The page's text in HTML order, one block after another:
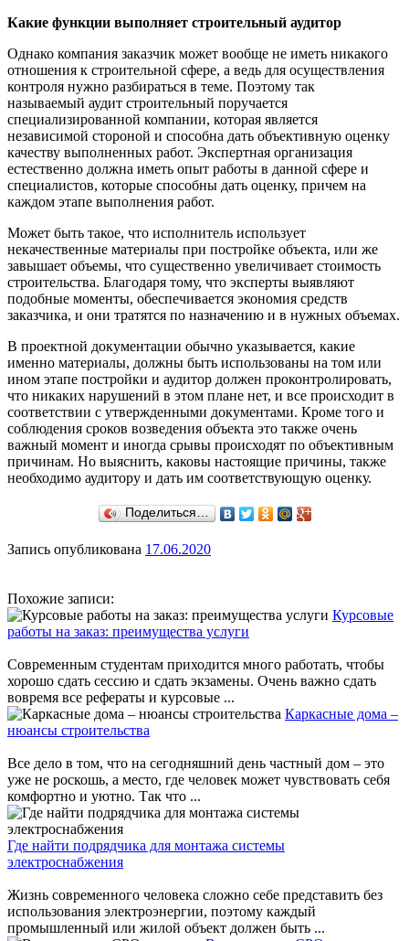
Какие функции выполняет строительный аудитор
Однако компания заказчик может вообще не иметь никакого
отношения к строительной сфере, а ведь для осуществления
контроля нужно разбираться в теме. Поэтому так
называемый аудит строительный поручается
специализированной компании, которая является
независимой стороной и способна дать объективную оценку
качеству выполненных работ. Экспертная организация
естественно должна иметь опыт работы в данной сфере и
специалистов, которые способны дать оценку, причем на
каждом этапе выполнения работ.
Может быть такое, что исполнитель использует
некачественные материалы при постройке объекта, или же
завышает объемы, что существенно увеличивает стоимость
строительства. Благодаря тому, что эксперты выявляют
подобные моменты, обеспечивается экономия средств
заказчика, и они тратятся по назначению и в нужных объемах.
В проектной документации обычно указывается, какие
именно материалы, должны быть использованы на том или
ином этапе постройки и аудитор должен проконтролировать,
что никаких нарушений в этом плане нет, и все происходит в
соответствии с утвержденными документами. Кроме того и
соблюдения сроков возведения объекта это также очень
важный момент и иногда срывы происходят по объективным
причинам. Но выяснить, каковы настоящие причины, также
необходимо аудитору и дать им соответствующую оценку.
Поделиться…
Запись опубликована 17.06.2020
Похожие записи:
Курсовые
работы на заказ: преимущества услуги
Современным студентам приходится много работать, чтобы
хорошо сдать сессию и сдать экзамены. Очень важно сдать
вовремя все рефераты и курсовые ...
Каркасные дома –
нюансы строительства
Все дело в том, что на сегодняшний день частный дом – это
уже не роскошь, а место, где человек может чувствовать себя
комфортно и уютно. Так что ...
Где найти подрядчика для монтажа системы
электроснабжения
Жизнь современного человека сложно себе представить без
использования электроэнергии, поэтому каждый
промышленный или жилой объект должен быть ...